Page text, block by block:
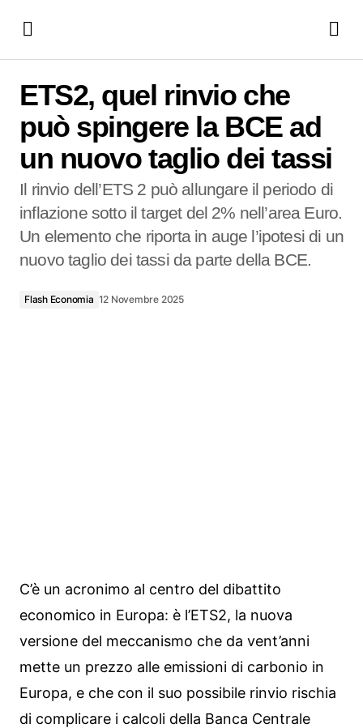
ETS2, quel rinvio che
può spingere la BCE ad
un nuovo taglio dei tassi
Il rinvio dell’ETS 2 può allungare il periodo di
inflazione sotto il target del 2% nell’area Euro.
Un elemento che riporta in auge l’ipotesi di un
nuovo taglio dei tassi da parte della BCE.
Flash Economia 12 Novembre 2025
C’è un acronimo al centro del dibattito
economico in Europa: è l’ETS2, la nuova
versione del meccanismo che da vent’anni
mette un prezzo alle emissioni di carbonio in
Europa, e che con il suo possibile rinvio rischia
di complicare i calcoli della Banca Centrale